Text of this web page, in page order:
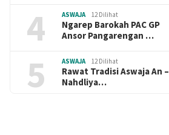
4 ASWAJA 12 Dilihat
Ngarep Barokah PAC GP
Ansor Pangarengan …
5 ASWAJA 12 Dilihat
Rawat Tradisi Aswaja An –
Nahdliya…